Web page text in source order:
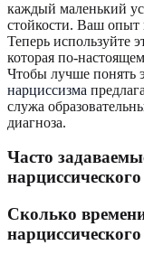
каждый маленький
стойкости. Ваш опыт
Теперь используйте
которая по-
Чтобы лучше понять
нарциссизма
служа
диагноза.
Часто
Сколько